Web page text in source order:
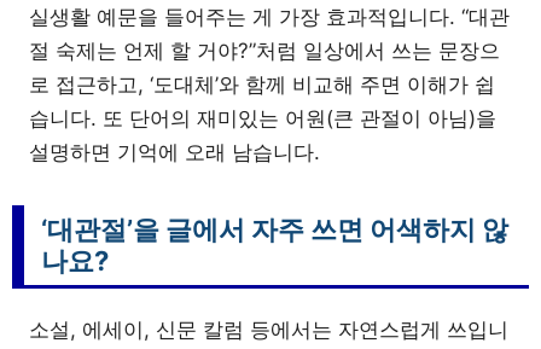
실생활 예문을 들어주는 게 가장 효과적입니다. “대관
절 숙제는 언제 할 거야?”처럼 일상에서 쓰는 문장으
로 접근하고, ‘도대체’와 함께 비교해 주면 이해가 쉽
습니다. 또 단어의 재미있는 어원(큰 관절이 아님)을
설명하면 기억에 오래 남습니다.
‘대관절’을 글에서 자주 쓰면 어색하지 않
나요?
소설, 에세이, 신문 칼럼 등에서는 자연스럽게 쓰입니